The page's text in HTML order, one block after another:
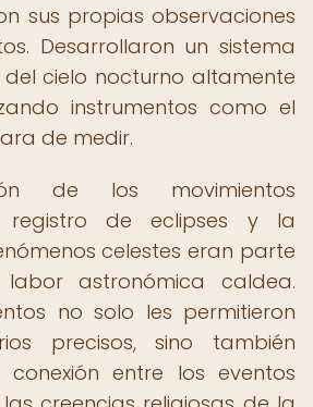
sus propias observaciones
Desarrollaron un sistema
cielo nocturno altamente
instrumentos como el
de medir.
de los movimientos
registro de eclipses y la
celestes eran parte
astronómica caldea.
no solo les permitieron
precisos, sino también
entre los eventos